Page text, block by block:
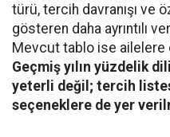
türü, tercih davranışı ve
gösteren daha ayrıntılı
Mevcut tablo ise ailelere
Geçmiş yılın yüzdelik
yeterli değil; tercih
seçeneklere de yer